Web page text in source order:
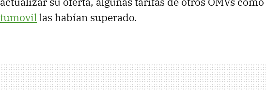
tumovillas habían superado.